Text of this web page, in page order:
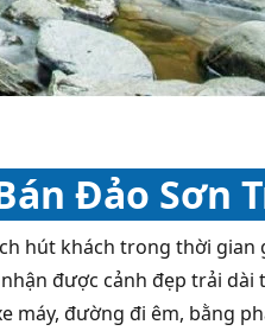
Đảo Sơn
hút khách trong thời gian
được cảnh đẹp trải
máy, đường đi êm, bằng